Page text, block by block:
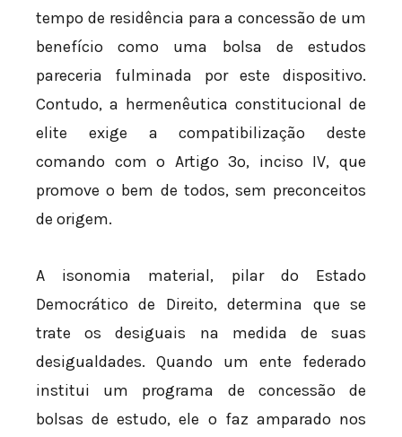
tempo de residência para a concessão de um
benefício como uma bolsa de estudos
pareceria fulminada por este dispositivo.
Contudo, a hermenêutica constitucional de
elite exige a compatibilização deste
comando com o Artigo 3º, inciso IV, que
promove o bem de todos, sem preconceitos
de origem.
A isonomia material, pilar do Estado
Democrático de Direito, determina que se
trate os desiguais na medida de suas
desigualdades. Quando um ente federado
institui um programa de concessão de
bolsas de estudo, ele o faz amparado nos